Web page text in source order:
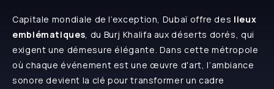
Capitale mondiale de l’exception, Dubaï offre des lieux
emblématiques, du Burj Khalifa aux déserts dorés, qui
exigent une démesure élégante. Dans cette métropole
où chaque événement est une œuvre d'art, l’ambiance
sonore devient la clé pour transformer un cadre